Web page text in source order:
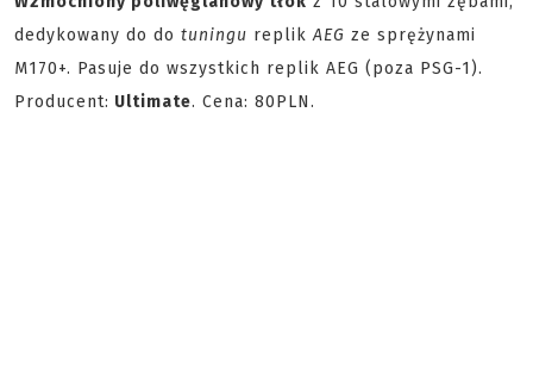
dedykowany do do tuningu replikAEG ze sprężynami
M170+. Pasuje do wszystkich replik AEG (poza PSG-1).
Producent: Ultimate. Cena: 80PLN.